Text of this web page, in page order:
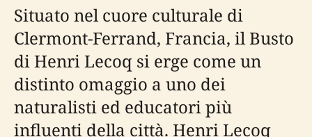
Situato nel cuore culturale di
Clermont-Ferrand, Francia, il Busto
di Henri Lecoq si erge come un
distinto omaggio a uno dei
naturalisti ed educatori più
influenti della città. Henri Lecoq